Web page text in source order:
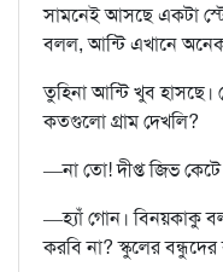
সামনেই আসছে একটা
বলল, আন্টি এখানে অনেক
তুহিনা আন্টি খুব
কতগুলো গ্রাম দেখলি?
—না তো! দীপ্ত জিভ
—হ্যাঁ গোন। বিনয়কাকু
করবি না? স্কুলের